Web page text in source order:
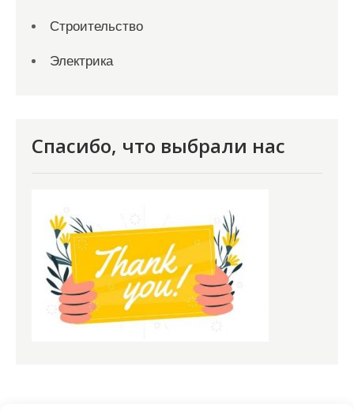
Строительство
Электрика
Спасибо, что выбрали нас